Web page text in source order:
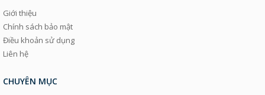
Giới thiệu
Chính sách bảo mật
Điều khoản sử dụng
Liên hệ
CHUYÊN MỤC